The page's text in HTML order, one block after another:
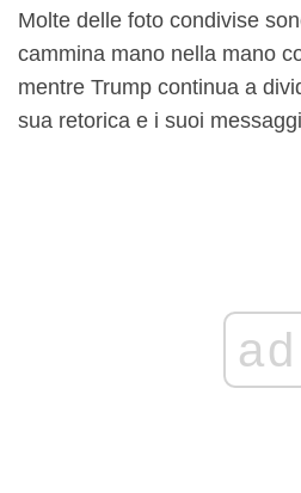
Molte delle foto condivise
cammina mano nella mano
mentre Trump continua a
sua retorica e i suoi
ad